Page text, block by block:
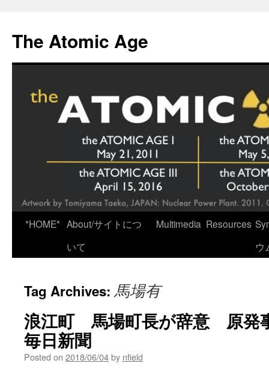
content
The Atomic Age
*HOME* About/サイトにつ
いて
Multimedia Resources
ウ
Tag Archives: 馬場有
浪江町 馬場町長が辞意 原発
毎日新聞
Posted on 2018/06/04by nfield